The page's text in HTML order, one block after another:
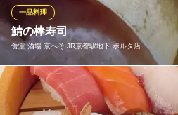
すすめネタや豪華な盛り合わせを提供
寿司・和食 がんこ 京都駅ビル店
懐石・お食事・ご宴会
ＪＲ京都駅 徒歩3分 「京都駅ビル
り」
京都府京都市下京区烏丸通塩小路下ル東塩小
鯖の棒寿司
食堂 酒場 京へそ JR京都駅地下 ポルタ店
一品料理
自家製のしめ鯖、厚みもあり食べ応え